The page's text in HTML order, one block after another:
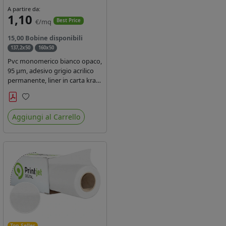
A partire da:
1,10 €/mq Best Price
15,00 Bobine disponibili
137,2x50 160x50
Pvc monomerico bianco opaco,
95 µm, adesivo grigio acrilico
permanente, liner in carta kraft
siliconata 135gr/mq. Durata 3
anni, certificato FR B1,
conforme al REACH, stampa
con ink solvente, ecosolvente,
Preferiti
Aggiungi al Carrello